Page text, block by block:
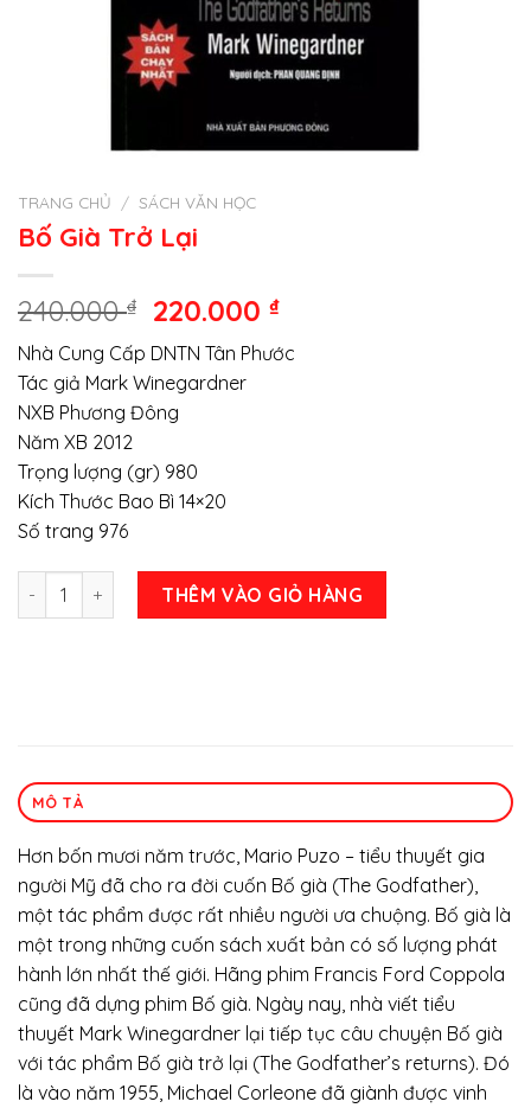
TRANG CHỦ / SÁCH VĂN HỌC
Bố Già Trở Lại
240.000₫
Giá
gốc
là:
240.000 ₫.
220.000₫Giá
tại
Nhà Cung Cấp DNTN Tân Phước
Tác giả Mark Winegardner
NXB Phương Đông
Năm XB 2012
Trọng lượng (gr) 980
Kích Thước Bao Bì 14×20
Số trang 976
Bố Già Trở Lại số lượngTHÊM VÀO GIỎ HÀNG
MÔ TẢ
Hơn bốn mươi năm trước, Mario Puzo – tiểu thuyết gia
người Mỹ đã cho ra đời cuốn Bố già (The Godfather),
một tác phẩm được rất nhiều người ưa chuộng. Bố già là
một trong những cuốn sách xuất bản có số lượng phát
hành lớn nhất thế giới. Hãng phim Francis Ford Coppola
cũng đã dựng phim Bố già. Ngày nay, nhà viết tiểu
thuyết Mark Winegardner lại tiếp tục câu chuyện Bố già
với tác phẩm Bố già trở lại (The Godfather’s returns). Đó
là vào năm 1955, Michael Corleone đã giành được vinh